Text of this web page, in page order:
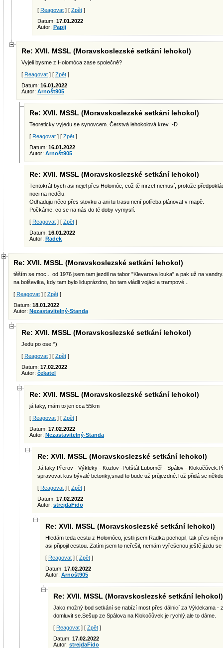
[ Reagovat ] [ Zpět ]
Datum: 17.01.2022
Autor: Papji
Re: XVII. MSSL (Moravskoslezské setkání lehokol)
Vyjeli bysme z Holomóca zase společně?
[ Reagovat ] [ Zpět ]
Datum: 16.01.2022
Autor: Arnošt905
Re: XVII. MSSL (Moravskoslezské setkání lehokol)
Teoreticky vyjedu se synovcem. Čerstvá lehokolová krev :-D
[ Reagovat ] [ Zpět ]
Datum: 16.01.2022
Autor: Arnošt905
Re: XVII. MSSL (Moravskoslezské setkání lehokol)
Tentokrát bych asi nejel přes Holomóc, což tě mrzet nemusí, protože
noci na nedělu.
Odhaduju něco přes stovku a ani tu trasu není potřeba plánovat v mapě.
Počkáme, co se na nás do té doby vymyslí.
[ Reagovat ] [ Zpět ]
Datum: 16.01.2022
Autor: Radek
Re: XVII. MSSL (Moravskoslezské setkání lehokol)
těším se moc... od 1976 jsem tam jezdil na tabor "Klevarova louka" a pak už na
na bolševika, kdy tam bylo liduprázdno, bo tam vládli vojáci a trampové ..
[ Reagovat ] [ Zpět ]
Datum: 18.01.2022
Autor: Nezastavitelný-Standa
Re: XVII. MSSL (Moravskoslezské setkání lehokol)
Jedu po ose:^)
[ Reagovat ] [ Zpět ]
Datum: 17.02.2022
Autor: čekatel
Re: XVII. MSSL (Moravskoslezské setkání lehokol)
já taky, mám to jen cca 55km
[ Reagovat ] [ Zpět ]
Datum: 17.02.2022
Autor: Nezastavitelný-Standa
Re: XVII. MSSL (Moravskoslezské setkání lehokol)
Já taky Přerov - Výkleky - Kozlov -Potštát Luboměř - Spálov -
spravovat kus bývalé betonky,snad to bude už průjezdné.Tož přidá se
[ Reagovat ] [ Zpět ]
Datum: 17.02.2022
Autor: strejdaFido
Re: XVII. MSSL (Moravskoslezské setkání lehokol)
Hledám teda cestu z Holomóco, jestli jsem Radka pochopil, tak přes něj
asi připojil cestou. Zatím jsem to neřešil, nemám vyřešenou ještě jízdu
[ Reagovat ] [ Zpět ]
Datum: 17.02.2022
Autor: Arnošt905
Re: XVII. MSSL (Moravskoslezské setkání lehokol)
Jako možný bod setkání se nabízí most přes dálnicí za Výklekama -
domluvit se.Sešup ze Spálova na Klokočůvek je rychlý,ale to dáme.
[ Reagovat ] [ Zpět ]
Datum: 17.02.2022
Autor: strejdaFido